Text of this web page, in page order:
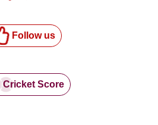
Follow us
Cricket Score